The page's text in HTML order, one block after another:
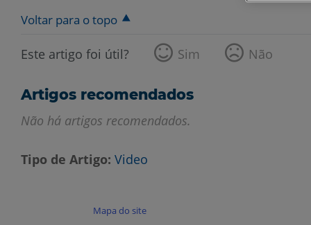
Voltar para o topo
Este artigo foi útil? Sim Não
Artigos recomendados
Não há artigos recomendados.
Tipo de Artigo Video
Mapa do site